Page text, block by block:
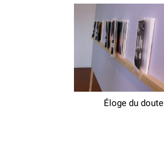
Éloge du doute